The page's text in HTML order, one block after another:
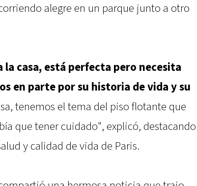
alegre en un parque junto a otro
la casa, está perfecta pero necesita
en parte por su historia de vida y su
tenemos el tema del piso flotante que
que tener cuidado", explicó, destacando
y calidad de vida de Paris.